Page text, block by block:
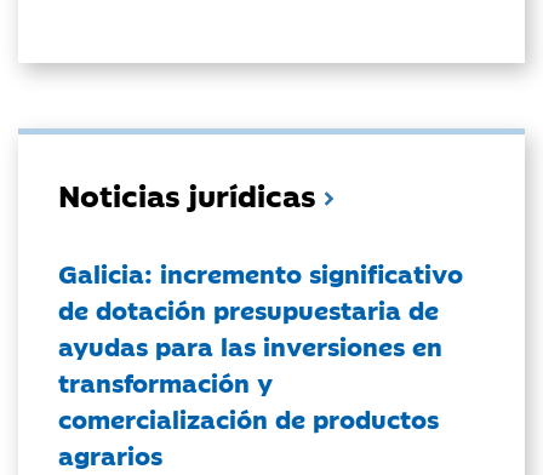
Noticias jurídicas
Galicia: incremento significativo
de dotación presupuestaria de
ayudas para las inversiones en
transformación y
comercialización de productos
agrarios